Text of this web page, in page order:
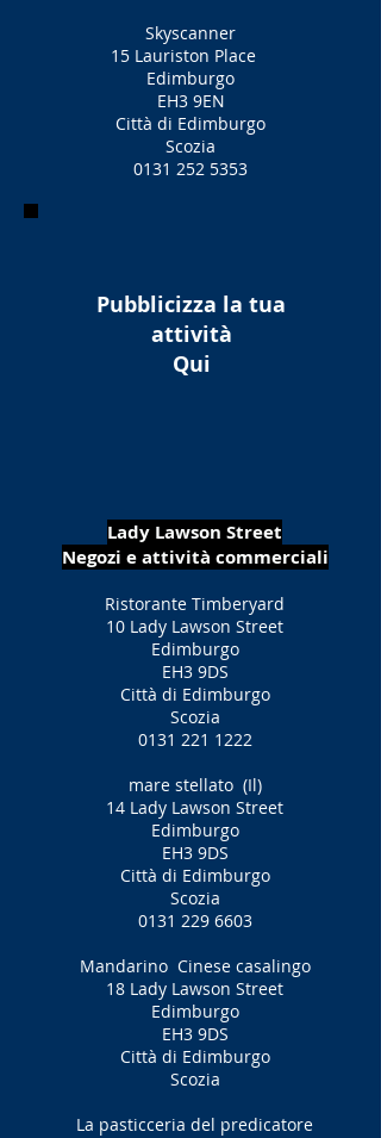
Skyscanner
15 Lauriston Place
Edimburgo
EH3 9EN
Città di Edimburgo
Scozia
0131 252 5353
Pubblicizza la tua
attività
Qui
Lady Lawson Street
Negozi e attività commerciali
Ristorante Timberyard
10 Lady Lawson Street
Edimburgo
EH3 9DS
Città di Edimburgo
Scozia
0131 221 1222
mare stellato (Il)
14 Lady Lawson Street
Edimburgo
EH3 9DS
Città di Edimburgo
Scozia
0131 229 6603
Mandarino Cinese casalingo
18 Lady Lawson Street
Edimburgo
EH3 9DS
Città di Edimburgo
Scozia
La pasticceria del predicatore